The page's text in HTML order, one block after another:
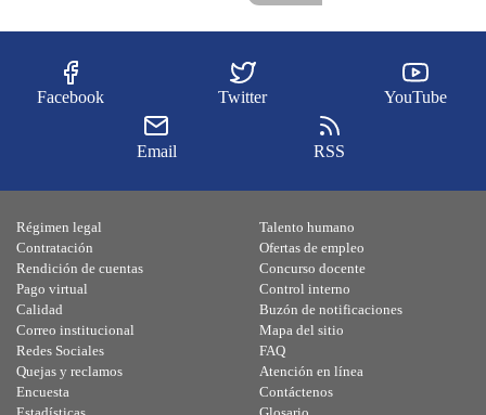
Facebook Twitter YouTube
Email RSS
Régimen legal
Contratación
Rendición de cuentas
Pago virtual
Calidad
Talento humano
Ofertas de empleo
Concurso docente
Control interno
Buzón de notificaciones
Correo institucional
Redes Sociales
Quejas y reclamos
Encuesta
Mapa del sitio
FAQ
Atención en línea
Contáctenos